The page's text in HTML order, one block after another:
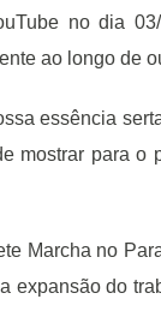
no dia
ao longo de
essência
mostrar para o
Marcha no
expansão do